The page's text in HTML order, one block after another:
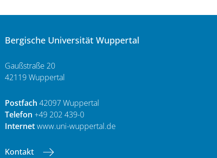
Bergische Universität Wuppertal
Gaußstraße 20
42119 Wuppertal
Postfach 42097 Wuppertal
Telefon +49 202 439-0
Internetwww.uni-wuppertal.de
Kontakt